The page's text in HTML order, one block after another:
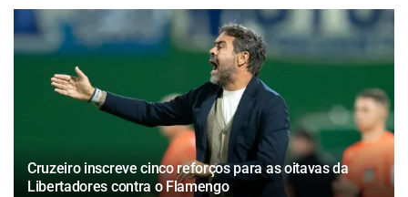
Cruzeiro inscreve cinco reforços para as oitavas da
Libertadores contra o Flamengo